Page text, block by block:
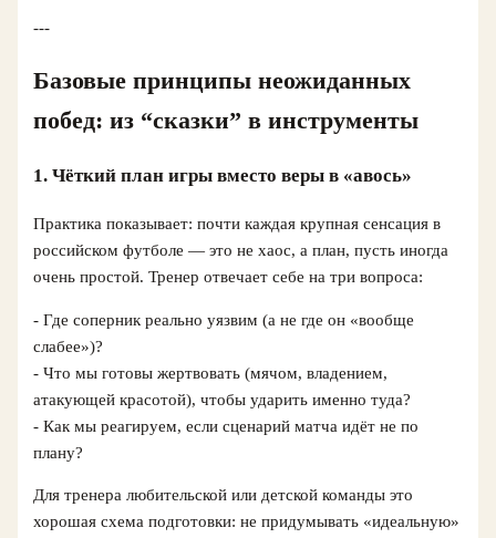
---
Базовые принципы неожиданных
побед: из “сказки” в инструменты
1. Чёткий план игры вместо веры в «авось»
Практика показывает: почти каждая крупная сенсация в
российском футболе — это не хаос, а план, пусть иногда
очень простой. Тренер отвечает себе на три вопроса:
- Где соперник реально уязвим (а не где он «вообще
слабее»)?
- Что мы готовы жертвовать (мячом, владением,
атакующей красотой), чтобы ударить именно туда?
- Как мы реагируем, если сценарий матча идёт не по
плану?
Для тренера любительской или детской команды это
хорошая схема подготовки: не придумывать «идеальную»